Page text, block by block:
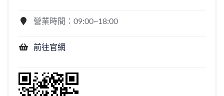
營業時間：09:00~18:00
前往官網